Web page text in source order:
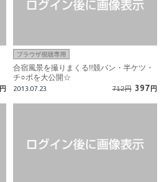
円
ブラウザ視聴専用
合宿風景を撮りまくる!!競パン・半ケツ・
チ○ポを大公開☆
2013.07.23 712円 397 円